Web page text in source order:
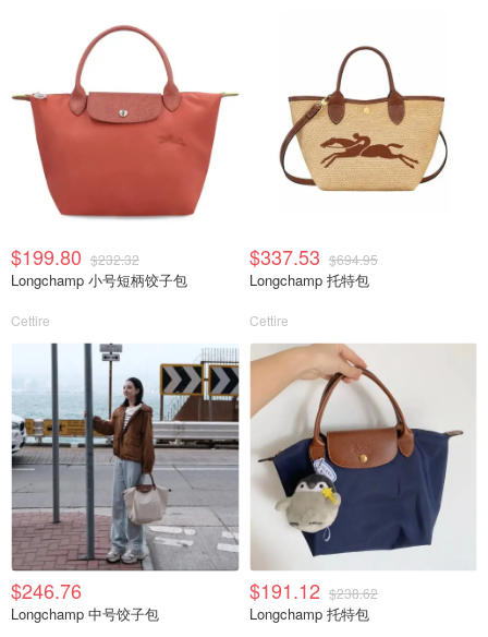
$199.80 $232.32
Longchamp 小号短柄饺子包
Cettire
$337.53 $694.95
Longchamp 托特包
Cettire
$246.76
Longchamp 中号饺子包
$191.12 $238.62
Longchamp 托特包